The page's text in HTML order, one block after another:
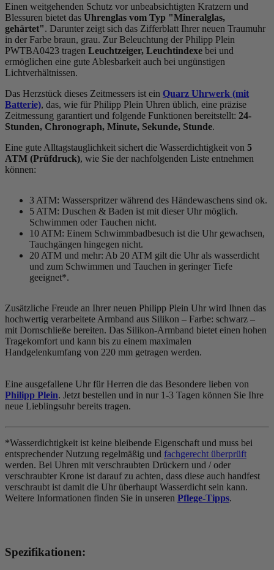
Einen weitgehenden Schutz vor unbeabsichtigten Kratzern und
Blessuren bietet das Uhrenglas vom Typ "Mineralglas,
gehärtet". Darunter zeigt sich das Zifferblatt Ihrer neuen Traumuhr
in der Farbe braun, grau. Zur Beleuchtung der Philipp Plein
PWTBA0423 tragen Leuchtzeiger, Leuchtindexe bei und
ermöglichen eine gute Ablesbarkeit auch bei ungünstigen
Lichtverhältnissen.
Das Herzstück dieses Zeitmessers ist ein Quarz Uhrwerk (mit
Batterie), das, wie für Philipp Plein Uhren üblich, eine präzise
Zeitmessung garantiert und folgende Funktionen bereitstellt: 24-
Stunden, Chronograph, Minute, Sekunde, Stunde.
Eine gute Alltagstauglichkeit sichert die Wasserdichtigkeit von 5
ATM (Prüfdruck), wie Sie der nachfolgenden Liste entnehmen
können:
3 ATM: Wasserspritzer während des Händewaschens sind ok.
5 ATM: Duschen & Baden ist mit dieser Uhr möglich.
Schwimmen oder Tauchen nicht.
10 ATM: Einem Schwimmbadbesuch ist die Uhr gewachsen,
Tauchgängen hingegen nicht.
20 ATM und mehr: Ab 20 ATM gilt die Uhr als wasserdicht
und zum Schwimmen und Tauchen in geringer Tiefe
geeignet*.
Zusätzliche Freude an Ihrer neuen Philipp Plein Uhr wird Ihnen das
hochwertig verarbeitete Armband aus Silikon – Farbe: schwarz –
mit Dornschließe bereiten. Das Silikon-Armband bietet einen hohen
Tragekomfort und kann bis zu einem maximalen
Handgelenkumfang von 220 mm getragen werden.
Eine ausgefallene Uhr für Herren die das Besondere lieben von
Philipp Plein. Jetzt bestellen und in nur 1-3 Tagen können Sie Ihre
neue Lieblingsuhr bereits tragen.
*Wasserdichtigkeit ist keine bleibende Eigenschaft und muss bei
entsprechender Nutzung regelmäßig und fachgerecht überprüft
werden. Bei Uhren mit verschraubten Drückern und / oder
verschraubter Krone ist darauf zu achten, dass diese auch handfest
verschraubt ist damit die Uhr überhaupt Wasserdicht sein kann.
Weitere Informationen finden Sie in unseren Pflege-Tipps.
Spezifikationen: